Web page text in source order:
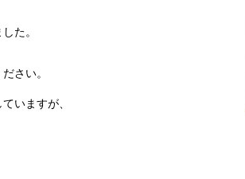
た。
さい。
いますが、